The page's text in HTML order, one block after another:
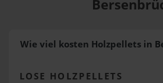
Wie viel kosten Holzpellets in
LOSE HOLZPELLETS